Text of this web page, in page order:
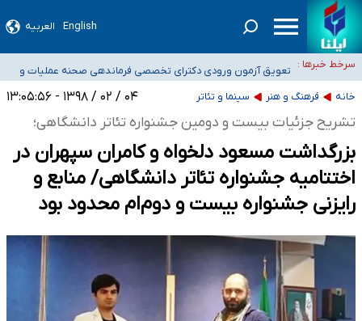
English العربیه
سرخط خبرها :
۴۰ تا ۵۰ روز گرمای نسبی در پیش داریم/ دمای تهران به ۳۸ درجه می‌رسد
هستیم، اما هنوز پاسخ مشخصی نگرفته‌ایم
تعویق آزمون ورودی دکترای تخصصی فرماندهی صحنه عملیات و
آخرین وضعیت شیوع عفونت‌های تنفسی در کشور/ خوزستان و کرمان بالاتر از
آستانه هشدار
خانه فرهنگ و هنر سینما و تئاتر ۰۴ / ۰۲ / ۱۳۹۸ - ۱۳:۰۵:۵۶
تشریح جزئیات بیست و دومین جشنواره تئاتر دانشگاهی؛
بزرگداشت مسعود دلخواه و کامران سپهران در
اختتامیه جشنواره تئاتر دانشگاهی/ منابع و
رایزنی جشنواره بیست و دوم‌ام محدود بود